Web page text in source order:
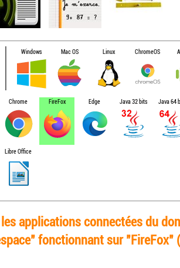
Windows Mac OS Linux ChromeOS
Chrome FireFox Edge Java 32 bits Java 64
Libre Office
applications connectées du
fonctionnant sur "FireFox"